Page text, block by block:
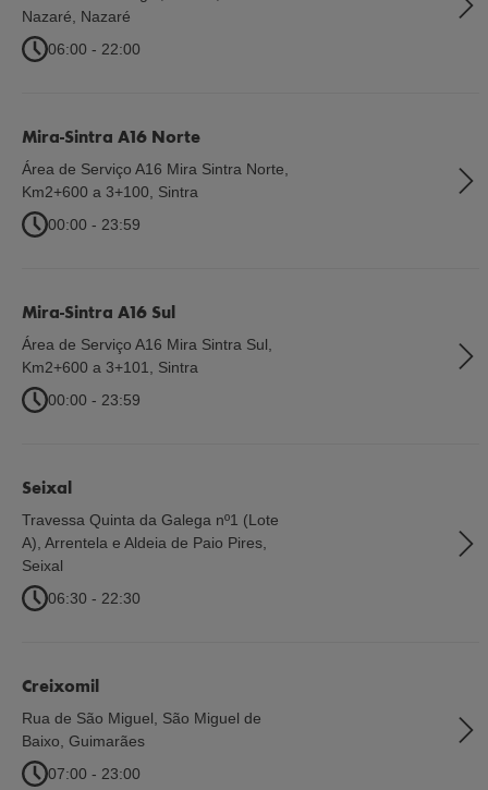
Nazaré
Nazaré
06:00 - 22:00
Mira-Sintra A16 Norte
Área de Serviço A16 Mira Sintra Norte,
Km2+600 a 3+100
Sintra
00:00 - 23:59
Mira-Sintra A16 Sul
Área de Serviço A16 Mira Sintra Sul,
Km2+600 a 3+101
Sintra
00:00 - 23:59
Seixal
Travessa Quinta da Galega nº1 (Lote
A), Arrentela e Aldeia de Paio Pires
Seixal
06:30 - 22:30
Creixomil
Rua de São Miguel, São Miguel de
Baixo Guimarães
07:00 - 23:00